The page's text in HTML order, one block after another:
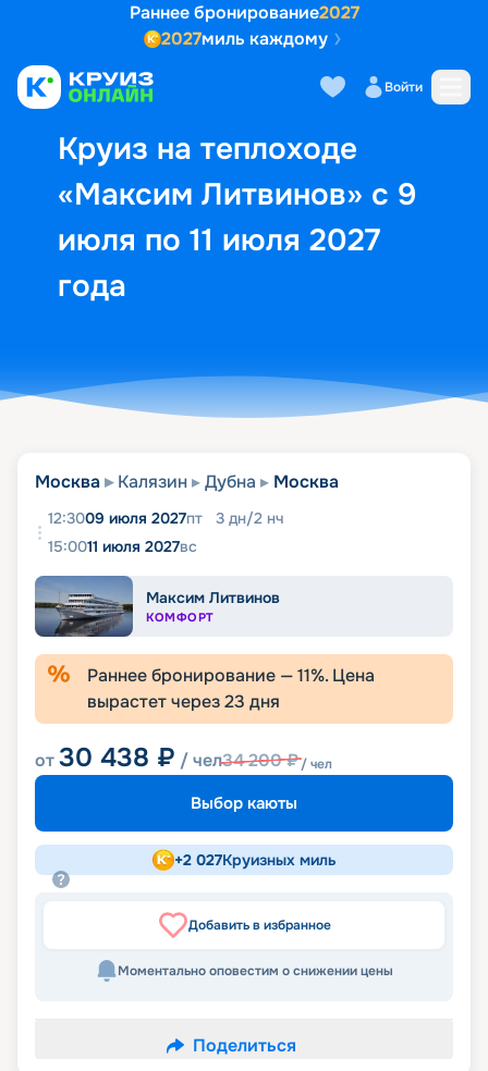
Раннее бронирование2027
2027миль каждому
Войти
Круиз на теплоходе
«Максим Литвинов» с 9
июля по 11 июля 2027
года
Выбор кают Маршрут и
Москва Калязин Дубна Москва
12:3009 июля 2027пт 3 дн/2 нч
15:0011 июля 2027вс
Максим Литвинов
КОМФОРТ
Раннее бронирование —11%. Цена
вырастет через23 дня
от30 438 ₽ / чел34 200₽/ чел
Выбор каюты
+2 027Круизных миль
Добавить в избранное
Моментально оповестим о снижении цены
Поделиться